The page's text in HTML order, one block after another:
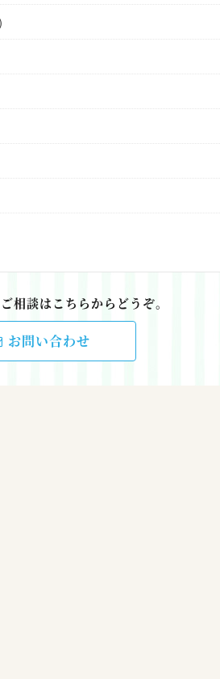
相談はこちらからどうぞ。
お問い合わせ